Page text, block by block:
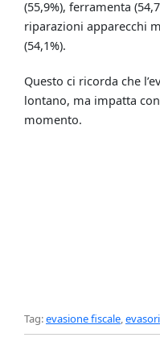
(55,9%), ferramenta
riparazioni apparecchi
(54,1%).
Questo ci ricorda che
lontano, ma impatta
momento.
Tag:evasione fiscale evasori